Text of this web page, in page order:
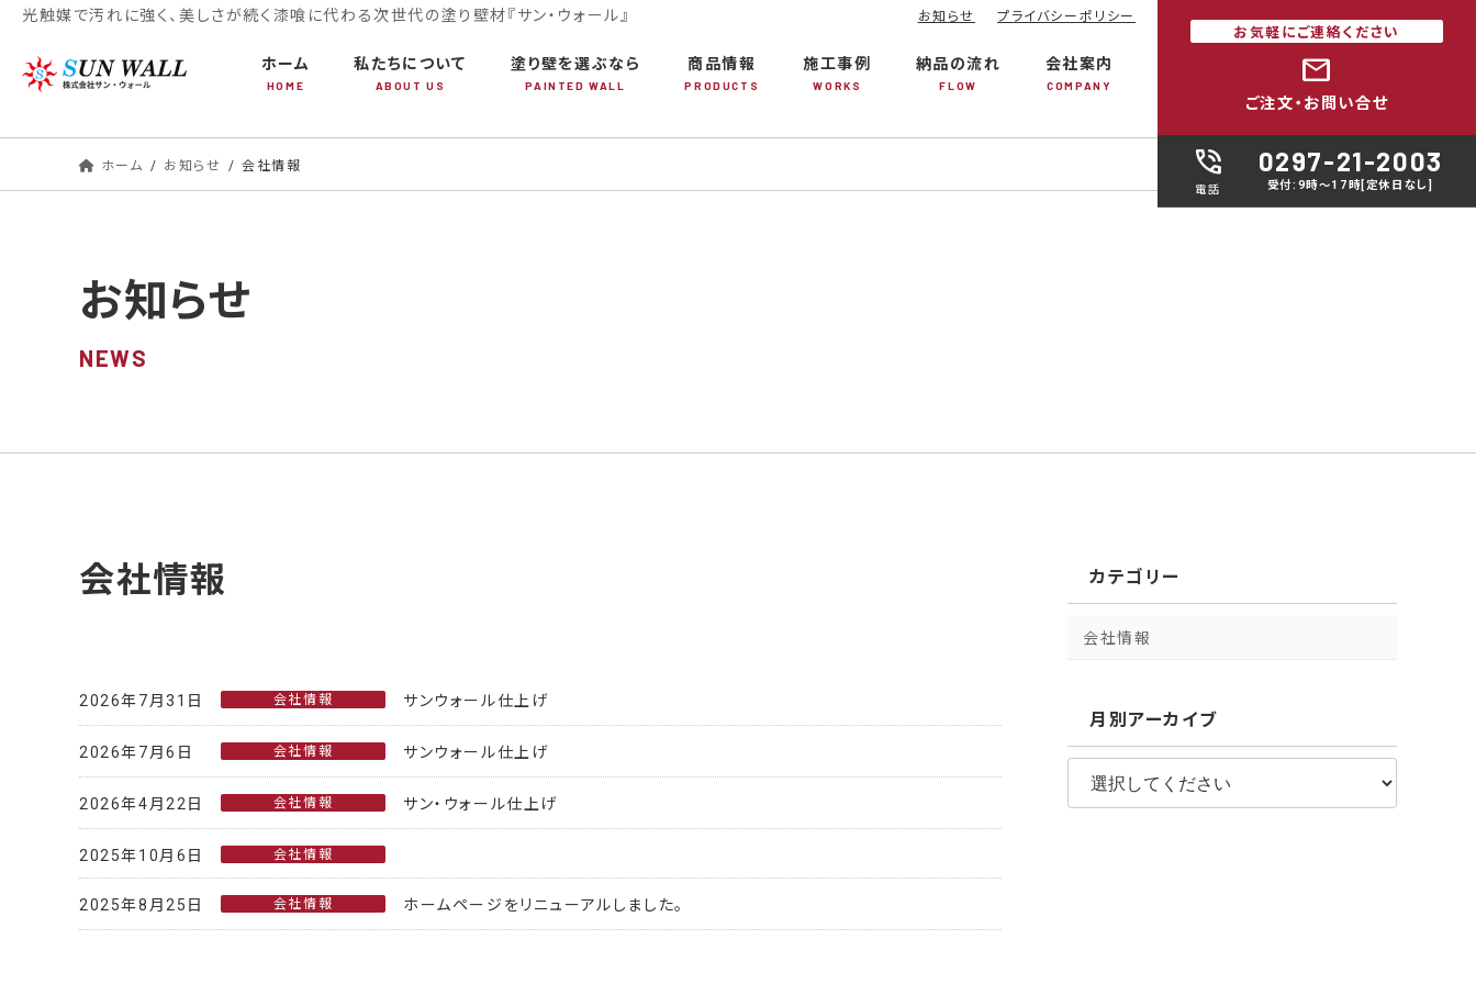
へ
キ
ョ
に
光触媒で汚れに強く、美しさが続く漆喰に代わる次世代の塗り壁材『サン・ウォール』 お知らせ プライバシーポリシー
ホーム
HOME
私たちについて
ABOUT US
塗り壁を選ぶなら
PAINTED WALL
商品情報
PRODUCTS
施工事例
WORKS
納品の流れ
FLOW
会社案内
COMPANY
お気軽にご連絡ください
mail
ご注文・お問い合せ
ホーム お知らせ 会社情報
お知らせ
NEWS
会社情報
2026年7月31日 会社情報 サンウォール仕上げ
2026年7月6日 会社情報 サンウォール仕上げ
2026年4月22日 会社情報 サン・ウォール仕上げ
2025年10月6日 会社情報
2025年8月25日 会社情報 ホームページをリニューアルしました。
カテゴリー
会社情報
月別アーカイブ
phone_in_talk
電話
0297-21-2003
受付:9時～17時[定休日なし]